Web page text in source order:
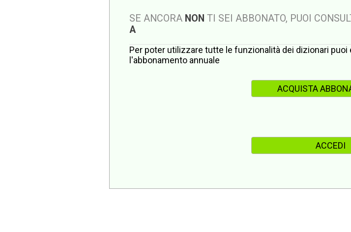
SE ANCORA NON TI SEI ABBONATO, PUOI
A
Per poter utilizzare tutte le funzionalità dei dizionari
l'abbonamento annuale
ACQUISTA
ACCEDI